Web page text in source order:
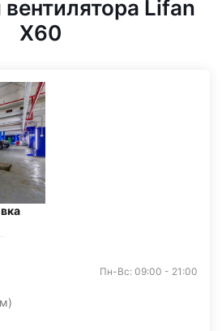
Lifan
X60
Пн-Вс: 09:00 - 21:00